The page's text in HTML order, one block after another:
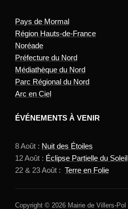
Pays de Mormal
Région Hauts-de-France
Noréade
Préfecture du Nord
Médiathèque du Nord
Parc Régional du Nord
Arc en Ciel
ÉVÉNEMENTS À VENIR
8 Août : Nuit des Étoiles
12 Août : Éclipse Partielle du Soleil
22 & 23 Août : Terre en Folie
Copyright © 2026 Mairie de Villers-Pol